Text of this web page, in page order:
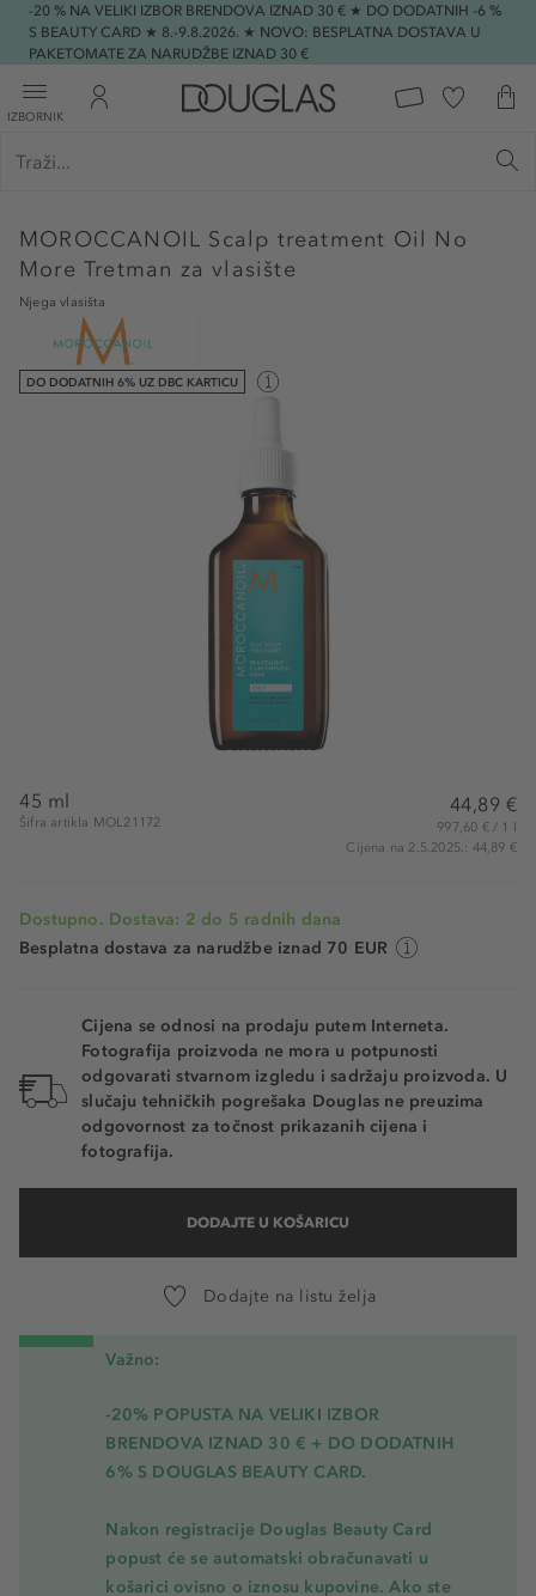
-20 % NA VELIKI IZBOR BRENDOVA IZNAD 30 € ★ DO DODATNIH -6 %
S BEAUTY CARD ★ 8.-9.8.2026. ★ NOVO: BESPLATNA DOSTAVA U
PAKETOMATE ZA NARUDŽBE IZNAD 30 €
IZBORNIK
MOROCCANOIL Scalp treatment Oil No
More Tretman za vlasište
Njega vlasišta
DO DODATNIH 6% UZ DBC KARTICU
45 ml
Šifra artikla MOL21172
44,89 €
997,60 € / 1 l
Cijena na 2.5.2025.: 44,89 €
Dostupno. Dostava: 2 do 5 radnih dana
Besplatna dostava za narudžbe iznad 70 EUR
Cijena se odnosi na prodaju putem Interneta.
Fotografija proizvoda ne mora u potpunosti
odgovarati stvarnom izgledu i sadržaju proizvoda. U
slučaju tehničkih pogrešaka Douglas ne preuzima
odgovornost za točnost prikazanih cijena i
fotografija.
DODAJTE U KOŠARICU
Dodajte na listu želja
Važno:
-20% POPUSTA NA VELIKI IZBOR
BRENDOVA IZNAD 30 € + DO DODATNIH
6% S DOUGLAS BEAUTY CARD.
Nakon registracije Douglas Beauty Card
popust će se automatski obračunavati u
košarici ovisno o iznosu kupovine. Ako ste